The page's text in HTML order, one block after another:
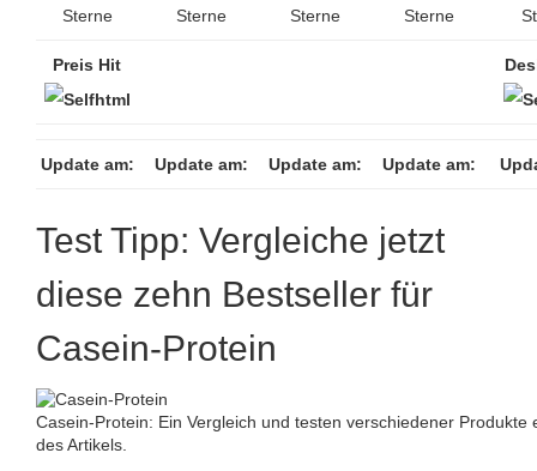
Sterne
Sterne
Sterne
Sterne
Preis Hit
Update am: Update am: Update am: Update am:
Test Tipp: Vergleiche jetzt
diese zehn Bestseller für
Casein-Protein
Casein-Protein: Ein Vergleich und testen verschiedener Produkte
des Artikels.